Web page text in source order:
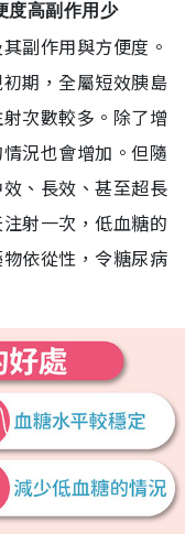
度高副作用少
副作用與方便度。
期，全屬短效胰島
次數較多。除了增
況也會增加。但隨
、長效、甚至超長
射一次，低血糖的
依從性，令糖尿病